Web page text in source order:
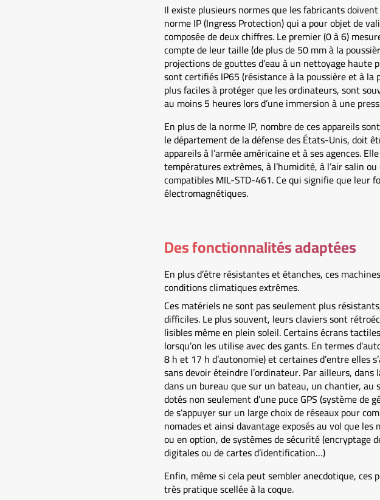
Il existe plusieurs normes que les fabricants
norme IP (Ingress Protection) qui a pour objet de
composée de deux chiffres. Le premier (0 à 6)
compte de leur taille (de plus de 50 mm à la
projections de gouttes d’eau à un nettoyage
sont certifiés IP65 (résistance à la poussière et à
plus faciles à protéger que les ordinateurs, sont
au moins 5 heures lors d’une immersion à une
En plus de la norme IP, nombre de ces appareils
le département de la défense des États-Unis, doit
appareils à l’armée américaine et à ses agences.
températures extrêmes, à l’humidité, à l’air salin
compatibles MIL-STD-461. Ce qui signifie que leur
électromagnétiques.
Des fonctionnalités adaptées
En plus d’être résistantes et étanches, ces
conditions climatiques extrêmes.
Ces matériels ne sont pas seulement plus
difficiles. Le plus souvent, leurs claviers sont
lisibles même en plein soleil. Certains écrans
lorsqu’on les utilise avec des gants. En termes
8 h et 17 h d’autonomie) et certaines d’entre elles
sans devoir éteindre l’ordinateur. Par ailleurs,
dans un bureau que sur un bateau, un chantier,
dotés non seulement d’une puce GPS (système
de s’appuyer sur un large choix de réseaux pour
nomades et ainsi davantage exposés au vol que
ou en option, de systèmes de sécurité (encryptage
digitales ou de cartes d’identification…)
Enfin, même si cela peut sembler anecdotique,
très pratique scellée à la coque.